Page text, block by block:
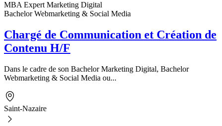
MBA Expert Marketing Digital
Bachelor Webmarketing & Social Media
Chargé de Communication et Création de
Contenu H/F
Dans le cadre de son Bachelor Marketing Digital, Bachelor
Webmarketing & Social Media ou...
Saint-Nazaire